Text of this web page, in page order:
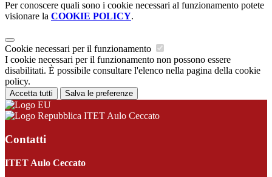
Per conoscere quali sono i cookie necessari al funzionamento potete
visionare la COOKIE POLICY.
Cookie necessari per il funzionamento
I cookie necessari per il funzionamento non possono essere
disabilitati. È possibile consultare l'elenco nella pagina della cookie
policy.
Accetta tutti Salva le preferenze
ITET Aulo Ceccato
Contatti
ITET Aulo Ceccato